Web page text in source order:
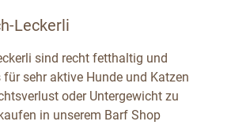
Leckerli
sind recht fetthaltig und
sehr aktive Hunde und Katzen
oder Untergewicht zu
in unserem Barf Shop